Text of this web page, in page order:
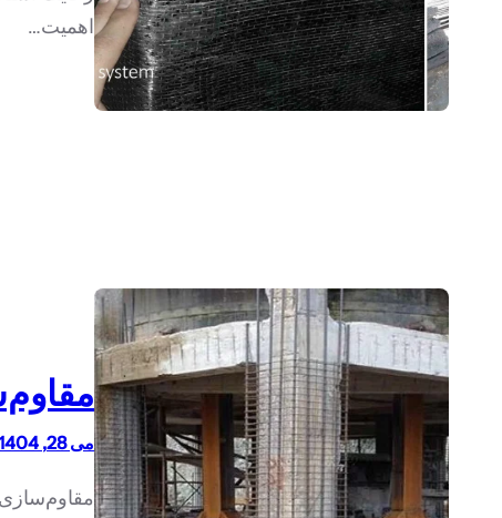
اهمیت…
می 28, 1404